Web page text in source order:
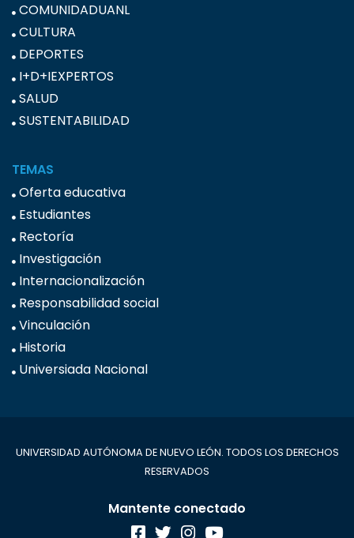
COMUNIDADUANL
CULTURA
DEPORTES
I+D+IEXPERTOS
SALUD
SUSTENTABILIDAD
TEMAS
Oferta educativa
Estudiantes
Rectoría
Investigación
Internacionalización
Responsabilidad social
Vinculación
Historia
Universiada Nacional
UNIVERSIDAD AUTÓNOMA DE NUEVO LEÓN. TODOS LOS DERECHOS
RESERVADOS
Mantente conectado